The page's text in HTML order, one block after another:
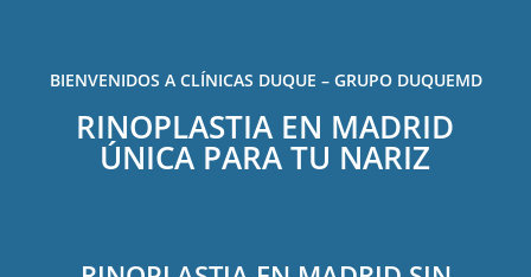
BIENVENIDOS A CLÍNICAS DUQUE – GRUPO DUQUEMD
RINOPLASTIA EN MADRID
ÚNICA PARA TU NARIZ